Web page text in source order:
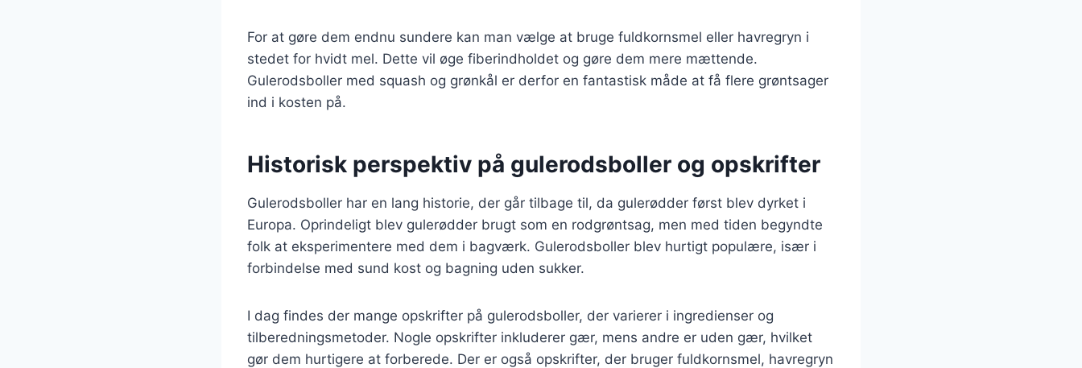
For at gøre dem endnu sundere kan man vælge at bruge fuldkornsmel eller havregryn i
stedet for hvidt mel. Dette vil øge fiberindholdet og gøre dem mere mættende.
Gulerodsboller med squash og grønkål er derfor en fantastisk måde at få flere grøntsager
ind i kosten på.
Historisk perspektiv på gulerodsboller og opskrifter
Gulerodsboller har en lang historie, der går tilbage til, da gulerødder først blev dyrket i
Europa. Oprindeligt blev gulerødder brugt som en rodgrøntsag, men med tiden begyndte
folk at eksperimentere med dem i bagværk. Gulerodsboller blev hurtigt populære, især i
forbindelse med sund kost og bagning uden sukker.
I dag findes der mange opskrifter på gulerodsboller, der varierer i ingredienser og
tilberedningsmetoder. Nogle opskrifter inkluderer gær, mens andre er uden gær, hvilket
gør dem hurtigere at forberede. Der er også opskrifter, der bruger fuldkornsmel, havregryn